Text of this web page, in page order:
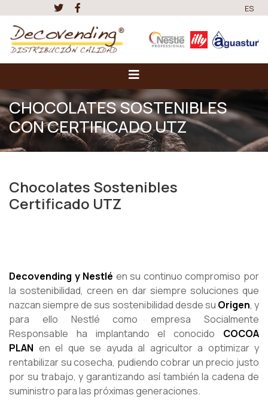
ES
CHOCOLATES SOSTENIBLES
CON CERTIFICADO UTZ
Chocolates Sostenibles
Certificado UTZ
Decovending y Nestlé en su continuo compromiso por
la sostenibilidad, creen en dar siempre soluciones que
nazcan siempre de sus sostenibilidad desde su Origen, y
para ello Nestlé como empresa Socialmente
Responsable ha implantando el conocido COCOA
PLAN en el que se ayuda al agricultor a optimizar y
rentabilizar su cosecha, pudiendo cobrar un precio justo
por su trabajo, y garantizando así también la cadena de
suministro para las próximas generaciones.